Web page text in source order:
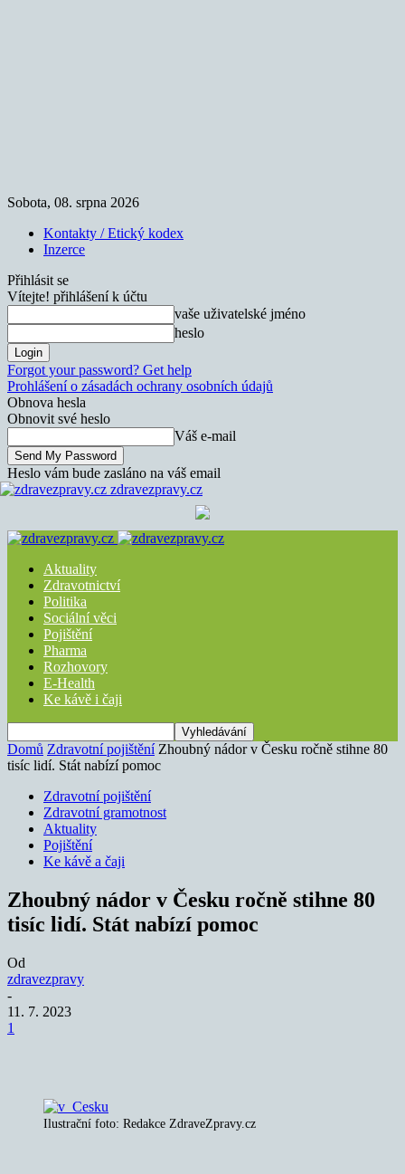
Sobota, 08. srpna 2026
Kontakty / Etický kodex
Inzerce
Přihlásit se
Vítejte! přihlášení k účtu
vaše uživatelské jméno
heslo
Forgot your password? Get help
Prohlášení o zásadách ochrany osobních údajů
Obnova hesla
Obnovit své heslo
Váš e-mail
Heslo vám bude zasláno na váš email
zdravezpravy.cz
Aktuality
Zdravotnictví
Politika
Sociální věci
Pojištění
Pharma
Rozhovory
E-Health
Ke kávě i čaji
Domů Zdravotní pojištění Zhoubný nádor v Česku ročně stihne 80
tisíc lidí. Stát nabízí pomoc
Zdravotní pojištění
Zdravotní gramotnost
Aktuality
Pojištění
Ke kávě a čaji
Zhoubný nádor v Česku ročně stihne 80
tisíc lidí. Stát nabízí pomoc
Od
zdravezpravy
-
11. 7. 2023
1
Ilustrační foto: Redakce ZdraveZpravy.cz